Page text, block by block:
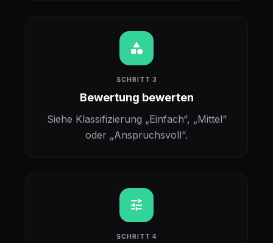
category
SCHRITT 3
Bewertung bewerten
Siehe Klassifizierung „Einfach“, „Mittel“
oder „Anspruchsvoll“.
tune
SCHRITT 4